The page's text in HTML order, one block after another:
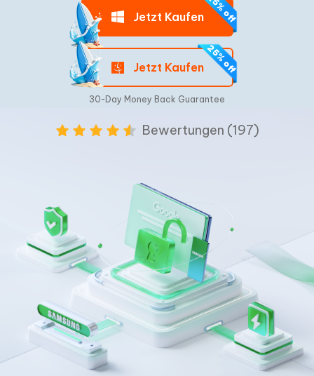
Jetzt Kaufen
Jetzt Kaufen
30-Day Money Back Guarantee
Bewertungen (197)